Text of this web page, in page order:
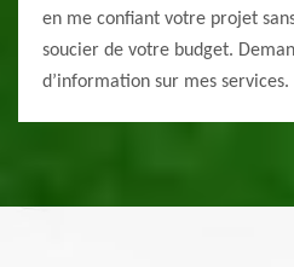
en me confiant votre projet
soucier de votre budget.
d’information sur mes services.